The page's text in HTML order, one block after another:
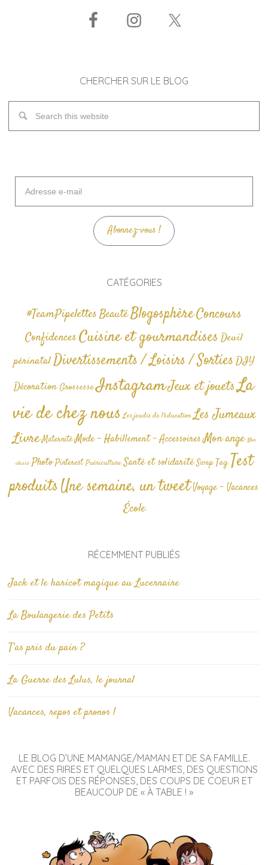
CHERCHER SUR LE BLOG
mail
Abonnez-vous !
CATÉGORIES
#TeamPipelettesBeautéBlogosphèreConcours
Confidences Cuisine et gourmandises Deuil
périnatalDivertissements / Loisirs / SortiesDIY
Décoration GrossesseInstagramJeux et jouetsLa
vie de chez nous Les jeudis de l'éducation Les Jumeaux
Livre Maternité Mode - Habillement - AccessoiresMon ange Non
classé Photo Pinterest Puériculture Santé et solidarité Swap TagTest
produitsUne semaine, un tweetVoyage - Vacances
École
RÉCEMMENT PUBLIÉS
Jack et le haricot magique au Lucernaire
La Boulangerie des Petits
T’as pris du pain ?
La Guerre des Lulus, le journal
Vacances, repos et pronos !
LE BLOG D’UNE MAMANGE/MAMAN ET DE SA FAMILLE.
AVEC DES RIRES ET QUELQUES LARMES, DES QUESTIONS
ET PARFOIS DES RÉPONSES, DES COUPS DE COEUR ET
BEAUCOUP DE « À TABLE ! »